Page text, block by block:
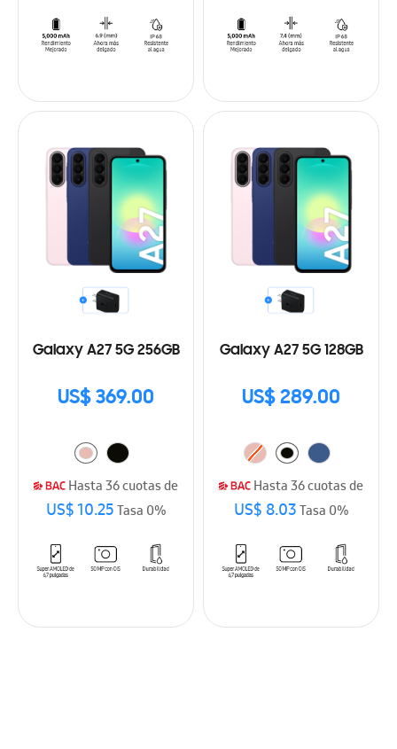
Galaxy A27 5G 256GB
US$ 369.00
Hasta 36 cuotas de
US$ 10.25Tasa 0%
Galaxy A27 5G 128GB
US$ 289.00
Hasta 36 cuotas de
US$ 8.03Tasa 0%